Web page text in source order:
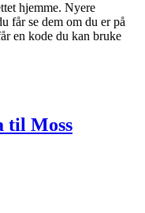
hjemme. Nyere
får se dem om du er på
en kode du kan bruke
til Moss